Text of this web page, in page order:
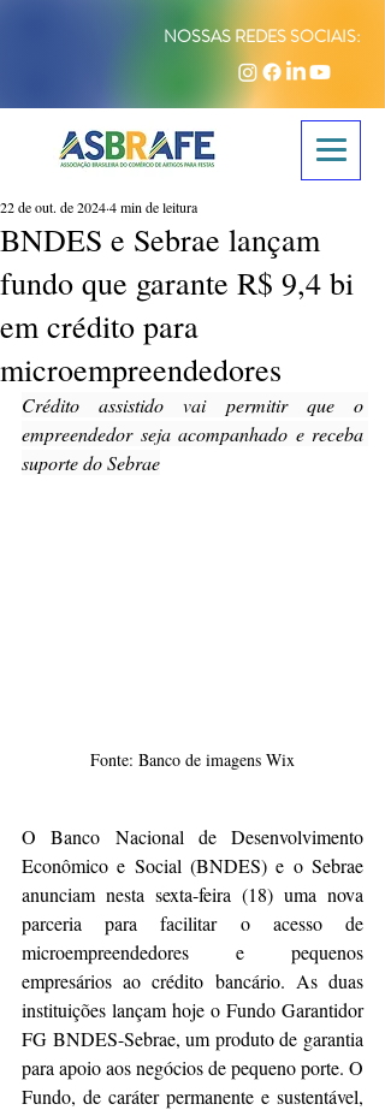
NOSSAS REDES SOCIAIS:
BNDES e Sebrae lançam
fundo que garante R$ 9,4 bi
em crédito para
microempreendedores
22 de out. de 20244 min de leitura
Crédito assistido vai permitir que o
empreendedor seja acompanhado e receba
suporte do Sebrae
Fonte: Banco de imagens Wix
O Banco Nacional de Desenvolvimento
Econômico e Social (BNDES) e o Sebrae
anunciam nesta sexta-feira (18) uma nova
parceria para facilitar o acesso de
microempreendedores e pequenos
empresários ao crédito bancário. As duas
instituições lançam hoje o Fundo Garantidor
FG BNDES-Sebrae, um produto de garantia
para apoio aos negócios de pequeno porte. O
Fundo, de caráter permanente e sustentável,